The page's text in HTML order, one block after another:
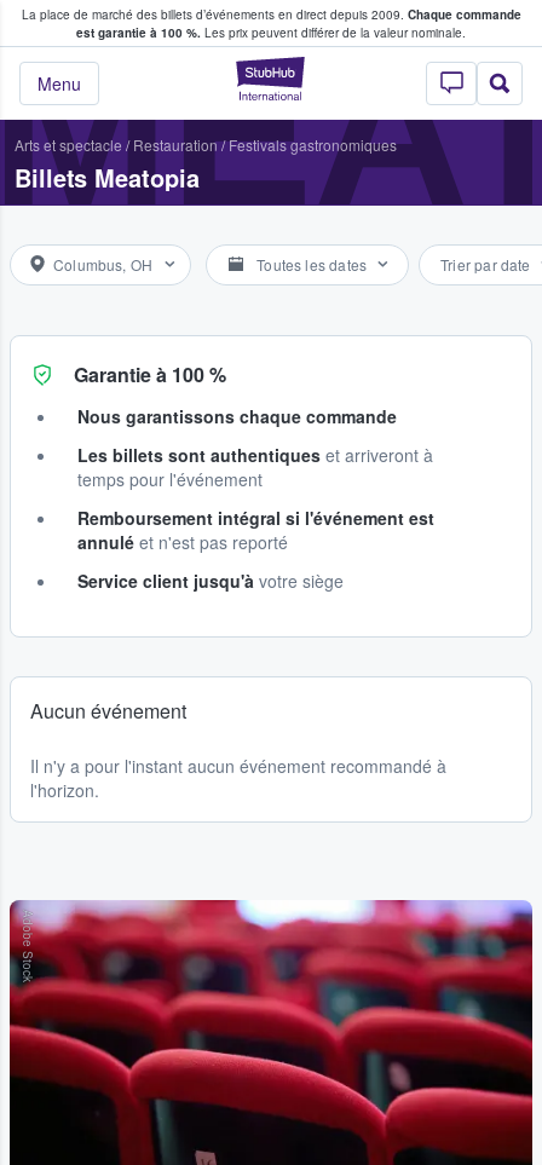
La place de marché des billets d’événements en direct depuis 2009. Chaque commande
est garantie à 100 %. Les prix peuvent différer de la valeur nominale.
StubHub - Où
Menu
fans achètent et vendent des billets
Arts et spectacle / Restauration/Festivals gastronomiques
Billets Meatopia
Columbus, OH Toutes les dates Trier par date
Garantie à 100 %
Nous garantissons chaque commande
Les billets sont authentiques et arriveront à
temps pour l'événement
Remboursement intégral si l'événement est
annulé et n'est pas reporté
Service client jusqu'à votre siège
Aucun événement
Il n'y a pour l'instant aucun événement recommandé à
l'horizon.
Adobe Stock